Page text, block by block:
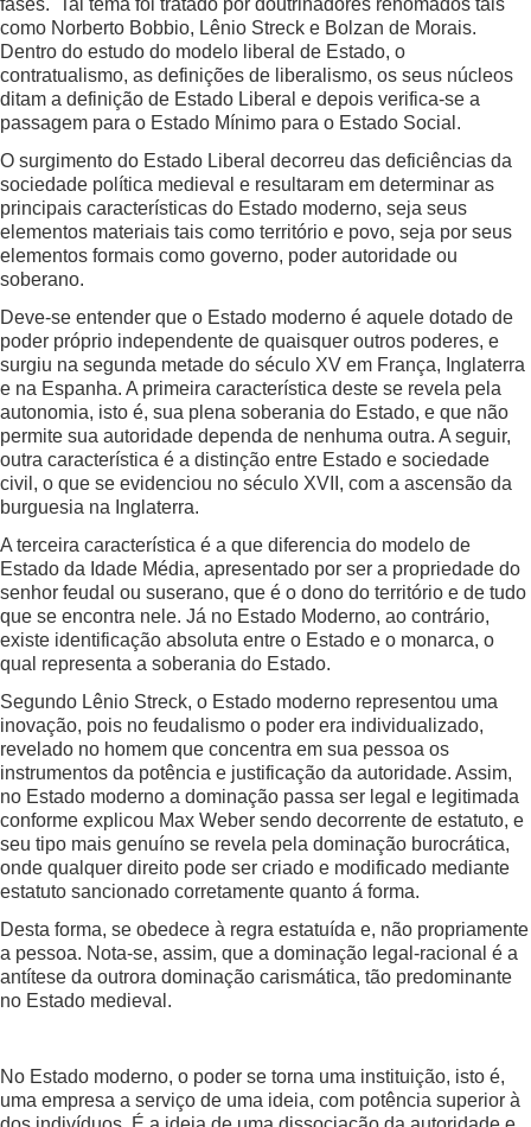
fases. Tal tema foi tratado por doutrinadores renomados tais
como Norberto Bobbio, Lênio Streck e Bolzan de Morais.
Dentro do estudo do modelo liberal de Estado, o
contratualismo, as definições de liberalismo, os seus núcleos
ditam a definição de Estado Liberal e depois verifica-se a
passagem para o Estado Mínimo para o Estado Social.
O surgimento do Estado Liberal decorreu das deficiências da
sociedade política medieval e resultaram em determinar as
principais características do Estado moderno, seja seus
elementos materiais tais como território e povo, seja por seus
elementos formais como governo, poder autoridade ou
soberano.
Deve-se entender que o Estado moderno é aquele dotado de
poder próprio independente de quaisquer outros poderes, e
surgiu na segunda metade do século XV em França, Inglaterra
e na Espanha. A primeira característica deste se revela pela
autonomia, isto é, sua plena soberania do Estado, e que não
permite sua autoridade dependa de nenhuma outra. A seguir,
outra característica é a distinção entre Estado e sociedade
civil, o que se evidenciou no século XVII, com a ascensão da
burguesia na Inglaterra.
A terceira característica é a que diferencia do modelo de
Estado da Idade Média, apresentado por ser a propriedade do
senhor feudal ou suserano, que é o dono do território e de tudo
que se encontra nele. Já no Estado Moderno, ao contrário,
existe identificação absoluta entre o Estado e o monarca, o
qual representa a soberania do Estado.
Segundo Lênio Streck, o Estado moderno representou uma
inovação, pois no feudalismo o poder era individualizado,
revelado no homem que concentra em sua pessoa os
instrumentos da potência e justificação da autoridade. Assim,
no Estado moderno a dominação passa ser legal e legitimada
conforme explicou Max Weber sendo decorrente de estatuto, e
seu tipo mais genuíno se revela pela dominação burocrática,
onde qualquer direito pode ser criado e modificado mediante
estatuto sancionado corretamente quanto á forma.
Desta forma, se obedece à regra estatuída e, não propriamente
a pessoa. Nota-se, assim, que a dominação legal-racional é a
antítese da outrora dominação carismática, tão predominante
no Estado medieval.
No Estado moderno, o poder se torna uma instituição, isto é,
uma empresa a serviço de uma ideia, com potência superior à